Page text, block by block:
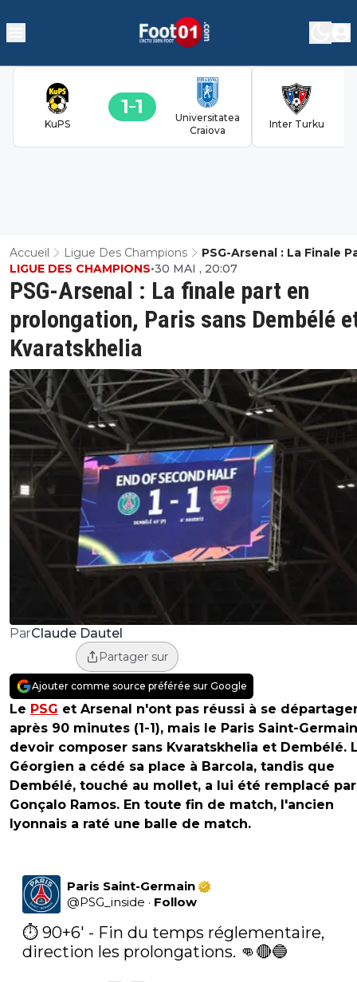
KuPS
1 1
Universitatea
Craiova
Inter Turku
Accueil Ligue Des Champions
PSG-Arsenal : La Finale
Prolongation, Paris Sans
Dembélé Et Kvaratskhelia
PSG-Arsenal : La finale part en
prolongation, Paris sans Dembélé
Kvaratskhelia
LIGUE DES CHAMPIONS•30 MAI , 20:07
ParClaude Dautel
Partager sur
Ajouter comme source préférée sur Google
Le PSG et Arsenal n'ont pas réussi à se
après 90 minutes (1-1), mais le Paris Saint-
devoir composer sans Kvaratskhelia et Dembélé.
Géorgien a cédé sa place à Barcola, tandis que
Dembélé, touché au mollet, a lui été remplacé par
Gonçalo Ramos. En toute fin de match, l'ancien
lyonnais a raté une balle de match.
Paris Saint-Germain
@PSG_inside · Follow
⏱️ 90+6' - Fin du temps réglementaire,
direction les prolongations. 👊🔴🔵